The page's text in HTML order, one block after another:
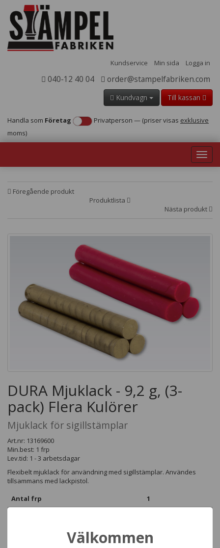
Kundservice Min sida Logga in
040-12 40 04 order@stampelfabriken.com
Kundvagn Till kassan
Handla som Företag Privatperson — (priser visas exklusive
moms)
Föregående produkt
Produktlista
Nästa produkt
DURA Mjuklack - 9,2 g, (3-
pack) Flera Kulörer
Mjuklack för sigillstämplar
Art.nr: 13169600
Min.best: 1 frp
Lev.tid: 1 - 3 arbetsdagar
Flexibelt mjuklack för användning med sigillstämplar. Användes
tillsammans med lackpistol.
Antal frp
1
Välkommen